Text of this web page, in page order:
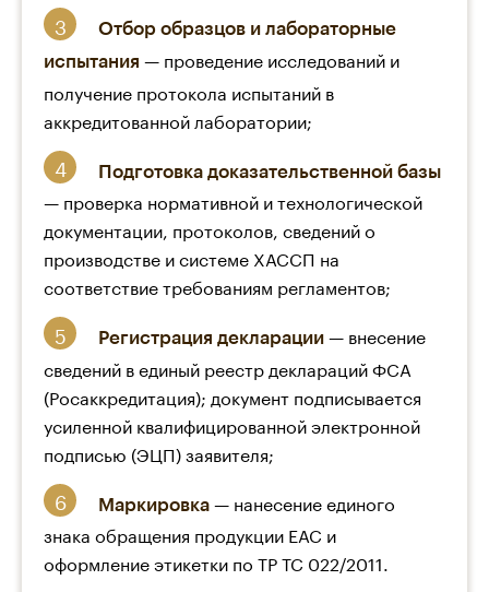
Отбор образцов и лабораторные
испытания — проведение исследований и
получение протокола испытаний в
аккредитованной лаборатории;
Подготовка доказательственной базы
— проверка нормативной и технологической
документации, протоколов, сведений о
производстве и системе ХАССП на
соответствие требованиям регламентов;
Регистрация декларации — внесение
сведений в единый реестр деклараций ФСА
(Росаккредитация); документ подписывается
усиленной квалифицированной электронной
подписью (ЭЦП) заявителя;
Маркировка — нанесение единого
знака обращения продукции ЕАС и
оформление этикетки по ТР ТС 022/2011.